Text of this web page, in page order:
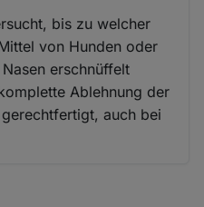
bis zu welcher
von Hunden oder
erschnüffelt
Ablehnung der
auch bei